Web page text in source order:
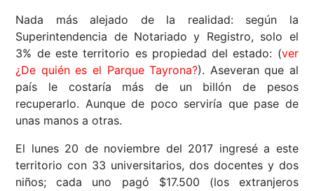
Nada más alejado de la realidad: según la
Superintendencia de Notariado y Registro, solo el
3% de este territorio es propiedad del estado: (ver
¿De quién es el Parque Tayrona?). Aseveran que al
país le costaría más de un billón de pesos
recuperarlo. Aunque de poco serviría que pase de
unas manos a otras.
El lunes 20 de noviembre del 2017 ingresé a este
territorio con 33 universitarios, dos docentes y dos
niños; cada uno pagó $17.500 (los extranjeros